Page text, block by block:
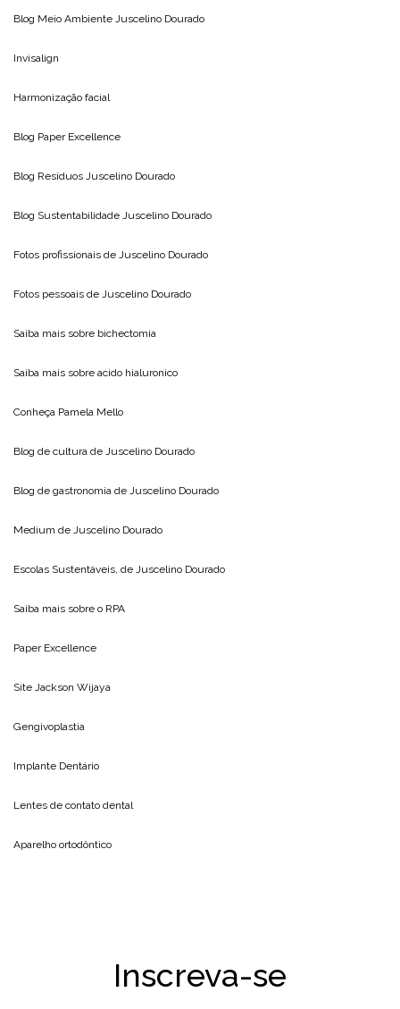
Blog Meio Ambiente Juscelino Dourado
Invisalign
Harmonização facial
Blog Paper Excellence
Blog Resíduos Juscelino Dourado
Blog Sustentabilidade Juscelino Dourado
Fotos profissionais de Juscelino Dourado
Fotos pessoais de Juscelino Dourado
Saiba mais sobre bichectomia
Saiba mais sobre acido hialuronico
Conheça Pamela Mello
Blog de cultura de Juscelino Dourado
Blog de gastronomia de Juscelino Dourado
Medium de Juscelino Dourado
Escolas Sustentáveis, de Juscelino Dourado
Saiba mais sobre o RPA
Paper Excellence
Site Jackson Wijaya
Gengivoplastia
Implante Dentário
Lentes de contato dental
Aparelho ortodôntico
Inscreva-se